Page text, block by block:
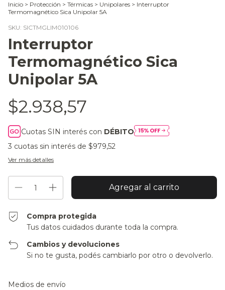
Inicio > Protección > Térmicas > Unipolares > Interruptor
Termomagnético Sica Unipolar 5A
SKU: SICTMGLIM010106
Interruptor
Termomagnético Sica
Unipolar 5A
$2.938,57
Cuotas SIN interés con DÉBITO
3 cuotas sin interés de $979,52
Ver más detalles
Compra protegida
Tus datos cuidados durante toda la compra.
Cambios y devoluciones
Si no te gusta, podés cambiarlo por otro o devolverlo.
Entregas para el CP:
Medios de envío